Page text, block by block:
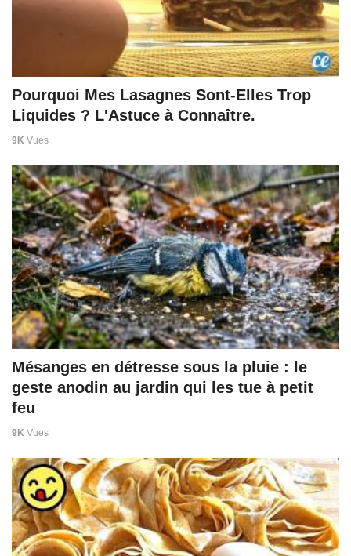
Pourquoi Mes Lasagnes Sont-Elles Trop
Liquides ? L'Astuce à Connaître.
9K Vues
Mésanges en détresse sous la pluie : le
geste anodin au jardin qui les tue à petit
feu
9K Vues